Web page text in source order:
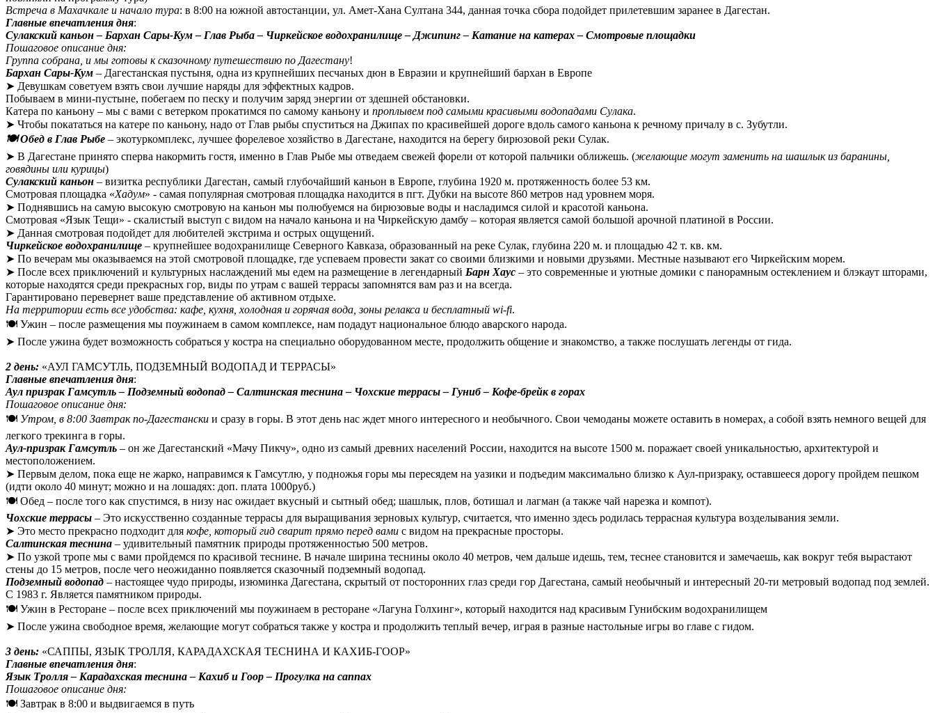
Встреча в Махачкале и начало тура: в 8:00 на южной автостанции, ул. Амет-Хана Султана 344, данная точка сбора подойдет прилетевшим заранее в Дагестан.
Главные впечатления дня:
Сулакский каньон – Бархан Сары-Кум – Глав Рыба – Чиркейское водохранилище – Джипинг – Катание на катерах – Смотровые площадки
Пошаговое описание дня:
Группа собрана, и мы готовы к сказочному путешествию по Дагестану!
Бархан Сары-Кум – Дагестанская пустыня, одна из крупнейших песчаных дюн в Евразии и крупнейший бархан в Европе
➤ Девушкам советуем взять свои лучшие наряды для эффектных кадров.
Побываем в мини-пустыне, побегаем по песку и получим заряд энергии от здешней обстановки.
Катера по каньону – мы с вами с ветерком прокатимся по самому каньону и проплывем под самыми красивыми водопадами Сулака.
➤ Чтобы покататься на катере по каньону, надо от Глав рыбы спуститься на Джипах по красивейшей дороге вдоль самого каньона к речному причалу в с. Зубутли.
🍽️ Обед в Глав Рыбе – экотуркомплекс, лучшее форелевое хозяйство в Дагестане, находится на берегу бирюзовой реки Сулак.
➤ В Дагестане принято сперва накормить гостя, именно в Глав Рыбе мы отведаем свежей форели от которой пальчики оближешь. (желающие могут заменить на шашлык из баранины,
говядины или курицы)
Сулакский каньон – визитка республики Дагестан, самый глубочайший каньон в Европе, глубина 1920 м. протяженность более 53 км.
Смотровая площадка «Хадум» - самая популярная смотровая площадка находится в пгт. Дубки на высоте 860 метров над уровнем моря.
➤ Поднявшись на самую высокую смотровую на каньон мы полюбуемся на бирюзовые воды и насладимся силой и красотой каньона.
Смотровая «Язык Тещи» - скалистый выступ с видом на начало каньона и на Чиркейскую дамбу – которая является самой большой арочной платиной в России.
➤ Данная смотровая подойдет для любителей экстрима и острых ощущений.
Чиркейское водохранилище – крупнейшее водохранилище Северного Кавказа, образованный на реке Сулак, глубина 220 м. и площадью 42 т. кв. км.
➤ По вечерам мы оказываемся на этой смотровой площадке, где успеваем провести закат со своими близкими и новыми друзьями. Местные называют его Чиркейским морем.
➤ После всех приключений и культурных наслаждений мы едем на размещение в легендарный Барн Хаус – это современные и уютные домики с панорамным остеклением и блэкаут шторами,
которые находятся среди прекрасных гор, виды по утрам с вашей террасы запомнятся вам раз и на всегда.
Гарантировано перевернет ваше представление об активном отдыхе.
На территории есть все удобства: кафе, кухня, холодная и горячая вода, зоны релакса и бесплатный wi-fi.
🍽️ Ужин – после размещения мы поужинаем в самом комплексе, нам подадут национальное блюдо аварского народа.
➤ После ужина будет возможность собраться у костра на специально оборудованном месте, продолжить общение и знакомство, а также послушать легенды от гида.
2 день: «АУЛ ГАМСУТЛЬ, ПОДЗЕМНЫЙ ВОДОПАД И ТЕРРАСЫ»
Главные впечатления дня:
Аул призрак Гамсутль– Подземный водопад – Салтинская теснина – Чохские террасы – Гуниб – Кофе-брейк в горах
Пошаговое описание дня:
🍽️ Утром, в 8:00 Завтрак по-Дагестански и сразу в горы. В этот день нас ждет много интересного и необычного. Свои чемоданы можете оставить в номерах, а собой взять немного вещей для
легкого трекинга в горы.
Аул-призрак Гамсутль – он же Дагестанский «Мачу Пикчу», одно из самый древних населений России, находится на высоте 1500 м. поражает своей уникальностью, архитектурой и
местоположением.
➤ Первым делом, пока еще не жарко, направимся к Гамсутлю, у подножья горы мы пересядем на уазики и подъедим максимально близко к Аул-призраку, оставшееся дорогу пройдем пешком
(идти около 40 минут; можно и на лошадях: доп. плата 1000руб.)
🍽️ Обед – после того как спустимся, в низу нас ожидает вкусный и сытный обед; шашлык, плов, ботишал и лагман (а также чай нарезка и компот).
Чохские террасы – Это искусственно созданные террасы для выращивания зерновых культур, считается, что именно здесь родилась террасная культура возделывания земли.
➤ Это место прекрасно подходит для кофе, который гид сварит прямо перед вами с видом на прекрасные просторы.
Салтинская теснина – удивительный памятник природы протяженностью 500 метров.
➤ По узкой тропе мы с вами пройдемся по красивой теснине. В начале ширина теснины около 40 метров, чем дальше идешь, тем, теснее становится и замечаешь, как вокруг тебя вырастают
стены до 15 метров, после чего неожиданно появляется сказочный подземный водопад.
Подземный водопад – настоящее чудо природы, изюминка Дагестана, скрытый от посторонних глаз среди гор Дагестана, самый необычный и интересный 20-ти метровый водопад под землей.
С 1983 г. Является памятником природы.
🍽️ Ужин в Ресторане – после всех приключений мы поужинаем в ресторане «Лагуна Голхинг», который находится над красивым Гунибским водохранилищем
➤ После ужина свободное время, желающие могут собраться также у костра и продолжить теплый вечер, играя в разные настольные игры во главе с гидом.
3 день: «САППЫ, ЯЗЫК ТРОЛЛЯ, КАРАДАХСКАЯ ТЕСНИНА И КАХИБ-ГООР»
Главные впечатления дня:
Язык Тролля – Карадахская теснина – Кахиб и Гоор – Прогулка на саппах
Пошаговое описание дня:
🍽️ Завтрак в 8:00 и выдвигаемся в путь